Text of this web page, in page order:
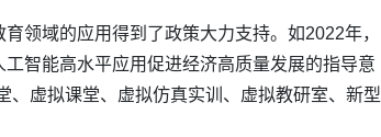
领域的应用得到了政策大力支持。如2022年，
智能高水平应用促进经济高质量发展的指导意
、虚拟课堂、虚拟仿真实训、虚拟教研室、新型